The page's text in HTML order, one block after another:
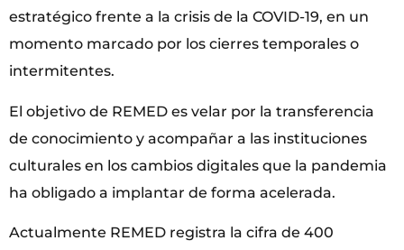
estratégico frente a la crisis de la COVID-19, en un
momento marcado por los cierres temporales o
intermitentes.
El objetivo de REMED es velar por la transferencia
de conocimiento y acompañar a las instituciones
culturales en los cambios digitales que la pandemia
ha obligado a implantar de forma acelerada.
Actualmente REMED registra la cifra de 400